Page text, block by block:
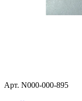
Арт. N000-000-895